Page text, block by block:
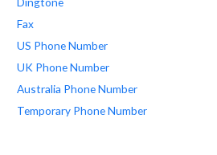
Fax
US Phone Number
UK Phone Number
Australia Phone Number
Temporary Phone Number